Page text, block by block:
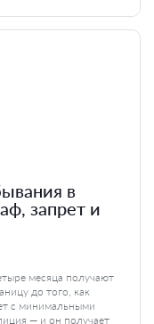
в
запрет и
месяца получают
до того, как
с минимальными
— и он получает